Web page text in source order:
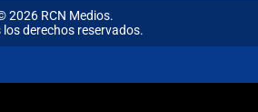
2026 RCN Medios.
los derechos reservados.